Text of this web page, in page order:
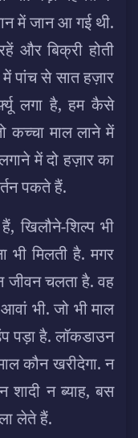
में जान आ गई थी.
और बिक्री होती
में पांच से सात हज़ार
लगा है, हम कैसे
कच्चा माल लाने में
में दो हज़ार का
पकते हैं.
खिलौने-शिल्प भी
मिलती है. मगर
जीवन चलता है. वह
भी. जो भी माल
पड़ा है. लॉकडाउन
कौन खरीदेगा. न
न ब्याह, बस
लेते हैं.